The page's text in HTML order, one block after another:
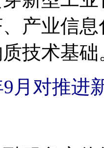
产业信
技术基础
9月对推